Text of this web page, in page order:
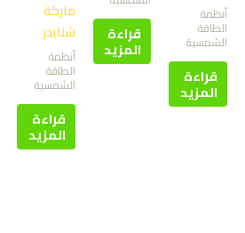
أنظمة
الطاقة
الشمسية
قراءة
المزيد
قراءة
المزيد
ماركة
شنايدر
أنظمة
الطاقة
الشمسية
قراءة
المزيد